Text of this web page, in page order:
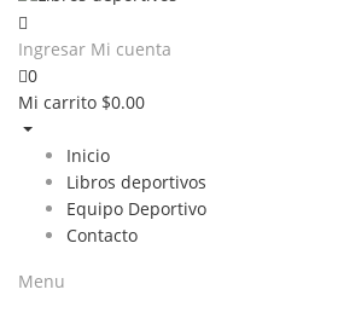
Ingresar Mi cuenta
0
Mi carrito $0.00
Inicio
Libros deportivos
Equipo Deportivo
Contacto
Menu